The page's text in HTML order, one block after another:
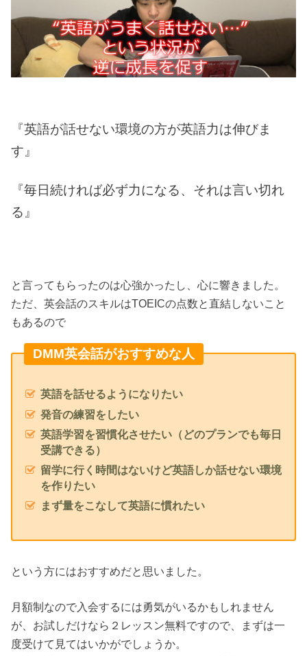
『英語が話せない環境の方が英語力は伸びま
す』
『毎日続ければ必ず力になる、それは言い切れ
る』
と言ってもらったのは心強かったし、心に響きました。
ただ、英会話のスキルはTOEICの点数と直結しないこと
もあるので
DMM英会話がおすすめな人
英語を話せるようになりたい
発音の練習をしたい
英語学習を習慣化させたい（どのプランでも毎日
受講できる）
留学に行く時間はないけど英語しか話せない環境
を作りたい
まず量をこなして英語に慣れたい
という方にはおすすめだと思いました。
月額制なので入会するには勇気がいるかもしれません
が、お試しだけなら２レッスン無料ですので、まずは一
度受けて見てはいかがでしょうか。